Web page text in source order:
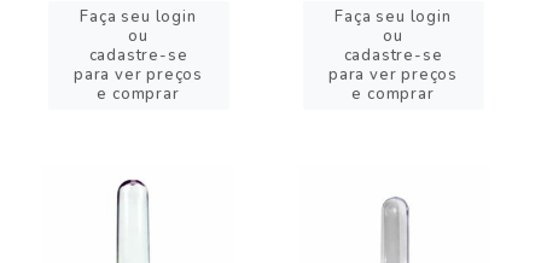
Faça seu login
ou
cadastre-se
para ver preços
e comprar
Faça seu login
ou
cadastre-se
para ver preços
e comprar